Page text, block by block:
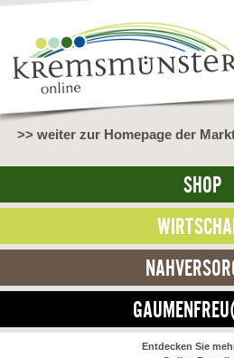
>> weiter zur Homepage der
SHOP
Entdecken Sie
NAHVERSORGER